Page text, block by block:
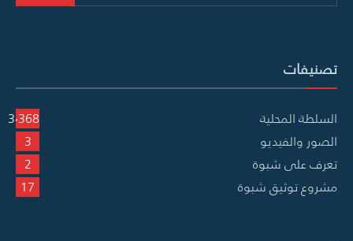
تصنيفات
السلطة المحلية
3٬368
الصور والفيديو
3
تعرف على شبوة
2
مشروع توثيق شبوة
17